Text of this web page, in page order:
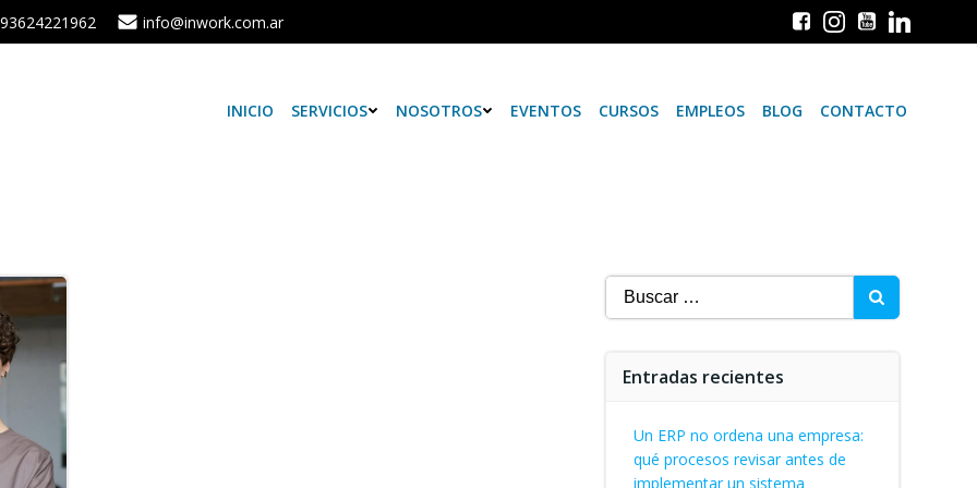
info@inwork.com.ar
INICIO SERVICIOS NOSOTROS EVENTOS CURSOS EMPLEOS BLOG CONTACTO
Buscar:
Entradas recientes
Un ERP no ordena una empresa:
qué procesos revisar antes de
implementar un sistema